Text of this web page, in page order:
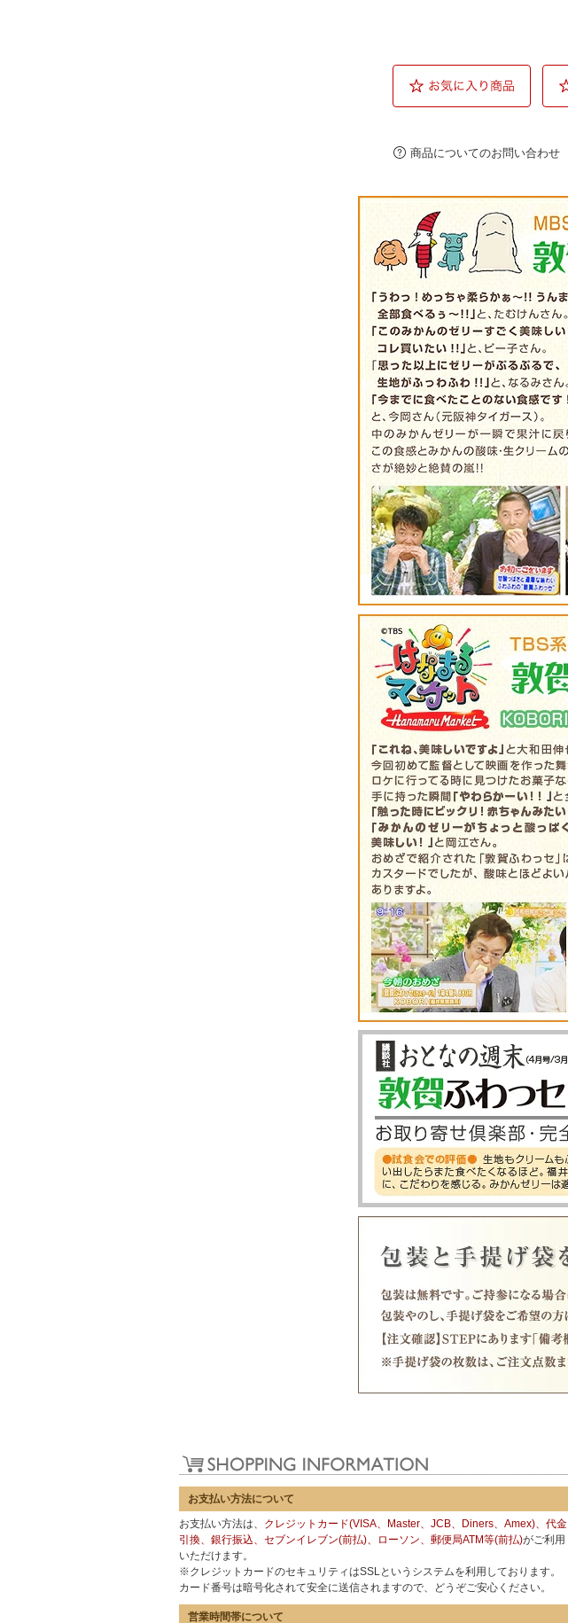
商品についてのお問い合わせ
お支払い方法について
お支払い方法は、 クレジットカード(VISA、Master、JCB、Diners、Amex)、代金
引換、銀行振込、セブンイレブン(前払)、ローソン、郵便局ATM等(前払)がご利用
いただけます。
※クレジットカードのセキュリティはSSLというシステムを利用しております。
カード番号は暗号化されて安全に送信されますので、どうぞご安心ください。
営業時間帯について